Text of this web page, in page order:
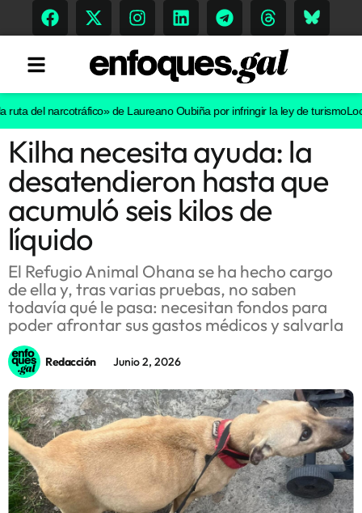
Tendencias
Memoria Histórica
Gastronomía
Escenarios
Sostenibilidad
Innova
del narcotráfico» de Laureano Oubiña por infringir la ley de turismo
Kilha necesita ayuda: la
desatendieron hasta que
acumuló seis kilos de
líquido
El Refugio Animal Ohana se ha hecho cargo
de ella y, tras varias pruebas, no saben
todavía qué le pasa: necesitan fondos para
poder afrontar sus gastos médicos y salvarla
Redacción Junio 2, 2026